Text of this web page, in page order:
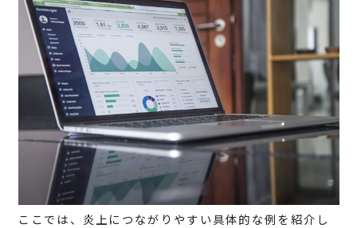
ここでは、炎上につながりやすい具体的な例を紹介し